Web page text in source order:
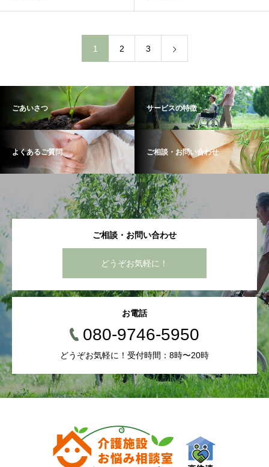
1 2 3
ごあいさつ サービスの特徴
よくあるご質問 ご相談・お問い合わせ
ご相談・お問い合わせ
どうぞお気軽に！
お電話
080-9746-5950
どうぞお気軽に！受付時間：8時〜20時